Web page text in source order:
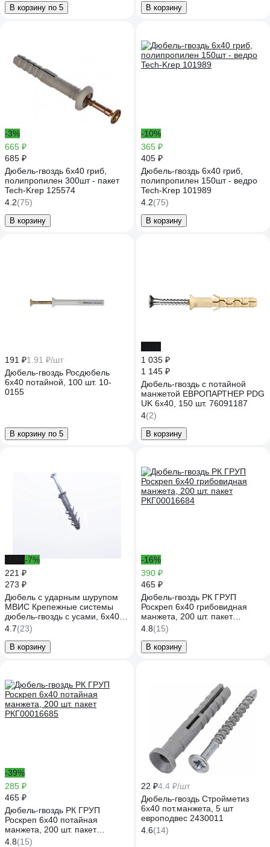
В корзину по 5 В корзину
-3%
665 ₽
685 ₽
Дюбель-гвоздь 6х40 гриб,
полипропилен 300шт - пакет
Tech-Krep 125574
4.2(75)
В корзину
-10%
365 ₽
405 ₽
Дюбель-гвоздь 6х40 гриб,
полипропилен 150шт - ведро
Tech-Krep 101989
4.2(75)
В корзину
191 ₽1.91 ₽/шт
Дюбель-гвоздь Росдюбель
6x40 потайной, 100 шт. 10-
0155
В корзину по 5
1 035 ₽
1 145 ₽
Дюбель-гвоздь с потайной
манжетой ЕВРОПАРТНЕР PDG
UK 6x40, 150 шт. 76091187
4(2)
В корзину
-7%
221 ₽
273 ₽
Дюбель с ударным шурупом
МВИС Крепежные системы
дюбель-гвоздь с усами, 6x40
мм, полипропилен, потай., 100
шт. ДБМ0640П
4.7(23)
В корзину
-16%
390 ₽
465 ₽
Дюбель-гвоздь РК ГРУП
Роскреп 6x40 грибовидная
манжета, 200 шт. пакет
РКГ00016684
4.8(15)
В корзину
-39%
285 ₽
465 ₽
Дюбель-гвоздь РК ГРУП
Роскреп 6x40 потайная
манжета, 200 шт. пакет
РКГ00016685
4.8(15)
22 ₽4.4 ₽/шт
Дюбель-гвоздь Стройметиз
6х40 пот.манжета, 5 шт
европодвес 2430011
4.6(14)